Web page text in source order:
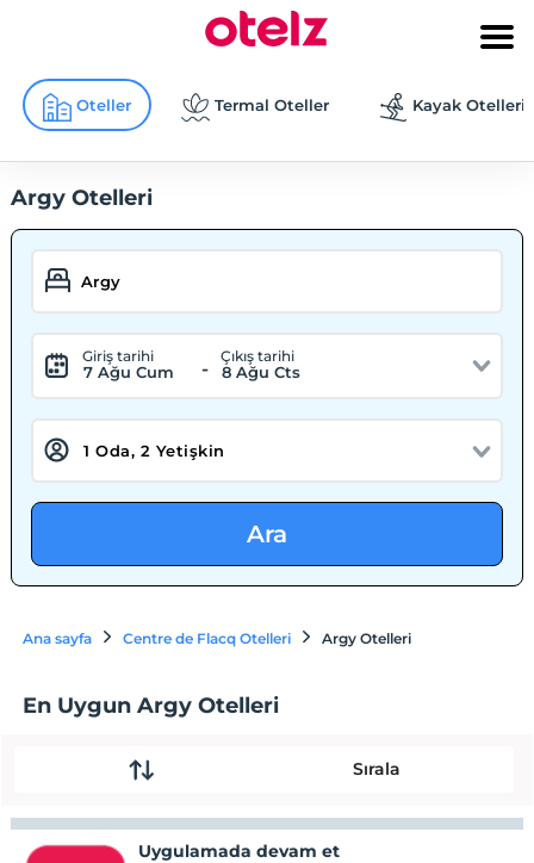
Oteller Termal Oteller Kayak Otelleri
Argy Otelleri
Giriş tarihi
7 Ağu Cum -
Çıkış tarihi
8 Ağu Cts
Ara
Ana sayfa Centre de Flacq Otelleri Argy Otelleri
En Uygun Argy Otelleri
Sırala
Uygulamada devam et